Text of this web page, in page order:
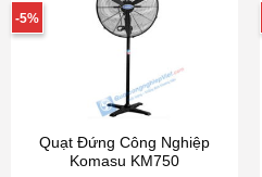
-5%
Quạt Đứng Công Nghiệp
Komasu KM750